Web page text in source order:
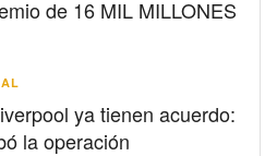
de 16 MIL MILLONES
ya tienen acuerdo:
la operación